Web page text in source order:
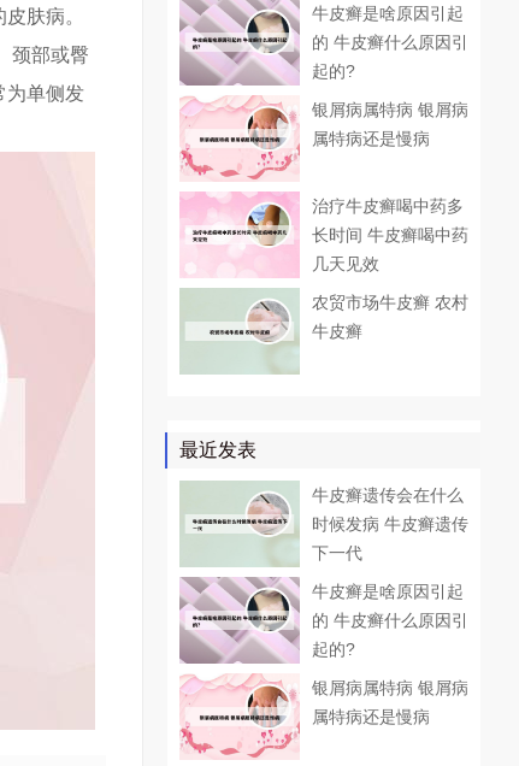
肤病。
颈部或臀
为单侧发
牛皮癣是啥原因引起
的 牛皮癣什么原因引
起的?
银屑病属特病 银屑病
属特病还是慢病
治疗牛皮癣喝中药多
长时间 牛皮癣喝中药
几天见效
农贸市场牛皮癣 农村
牛皮癣
最近发表
牛皮癣遗传会在什么
时候发病 牛皮癣遗传
下一代
牛皮癣是啥原因引起
的 牛皮癣什么原因引
起的?
银屑病属特病 银屑病
属特病还是慢病